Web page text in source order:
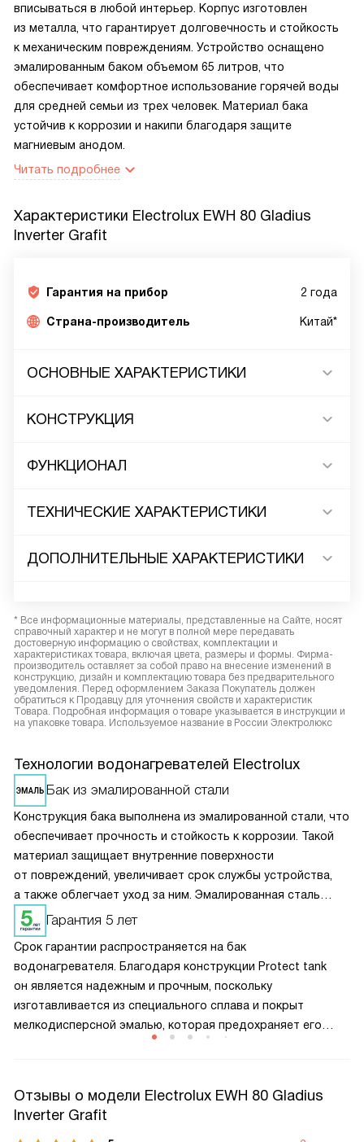
вписываться в любой интерьер. Корпус изготовлен
из металла, что гарантирует долговечность и стойкость
к механическим повреждениям. Устройство оснащено
эмалированным баком объемом 65 литров, что
обеспечивает комфортное использование горячей воды
для средней семьи из трех человек. Материал бака
устойчив к коррозии и накипи благодаря защите
магниевым анодом.
Читать подробнее
Характеристики Electrolux EWH 80 Gladius
Inverter Grafit
Гарантия на прибор 2 года
Страна-производитель Китай*
ОСНОВНЫЕ ХАРАКТЕРИСТИКИ
КОНСТРУКЦИЯ
ФУНКЦИОНАЛ
ТЕХНИЧЕСКИЕ ХАРАКТЕРИСТИКИ
ДОПОЛНИТЕЛЬНЫЕ ХАРАКТЕРИСТИКИ
* Все информационные материалы, представленные на Сайте, носят
справочный характер и не могут в полной мере передавать
достоверную информацию о свойствах, комплектации и
характеристиках товара, включая цвета, размеры и формы. Фирма-
производитель оставляет за собой право на внесение изменений в
конструкцию, дизайн и комплектацию товара без предварительного
уведомления. Перед оформлением Заказа Покупатель должен
обратиться к Продавцу для уточнения свойств и характеристик
Товара. Подробная информация о товаре указывается в инструкции и
на упаковке товара. Используемое название в России Электролюкс
Технологии водонагревателей Electrolux
Бак из эмалированной стали
Конструкция бака выполнена из эмалированной стали, что
обеспечивает прочность и стойкость к коррозии. Такой
материал защищает внутренние поверхности
от повреждений, увеличивает срок службы устройства,
а также облегчает уход за ним. Эмалированная сталь
помогает сохранять качество воды и предотвращает
накопление накипи, что важно для долговечной
и стабильной работы водонагревателя. Это надежное
решение для долгосрочного использования.
Гарантия 5 лет
Срок гарантии распространяется на бак
водонагревателя. Благодаря конструкции Protect tank
он является надежным и прочным, поскольку
изготавливается из специального сплава и покрыт
мелкодисперсной эмалью, которая предохраняет его
Отзывы о модели Electrolux EWH 80 Gladius
Inverter Grafit